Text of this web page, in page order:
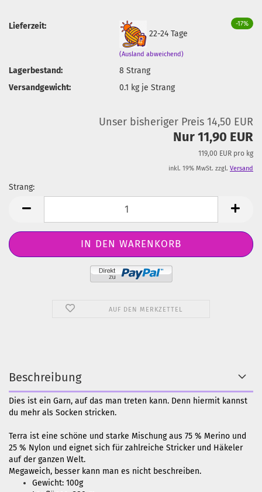
-17%
Lieferzeit:
22-24 Tage
(Ausland abweichend)
Lagerbestand: 8Strang
Versandgewicht:
0.1 kg je Strang
Unser bisheriger Preis 14,50 EUR
Nur 11,90 EUR
119,00 EUR pro kg
inkl. 19% MwSt. zzgl. Versand
Strang:
AUF DEN MERKZETTEL
Beschreibung
Dies ist ein Garn, auf das man treten kann. Denn hiermit kannst
du mehr als Socken stricken.
Terra ist eine schöne und starke Mischung aus 75 % Merino und
25 % Nylon und eignet sich für zahlreiche Stricker und Häkeler
auf der ganzen Welt.
Megaweich, besser kann man es nicht beschreiben.
Gewicht: 100g